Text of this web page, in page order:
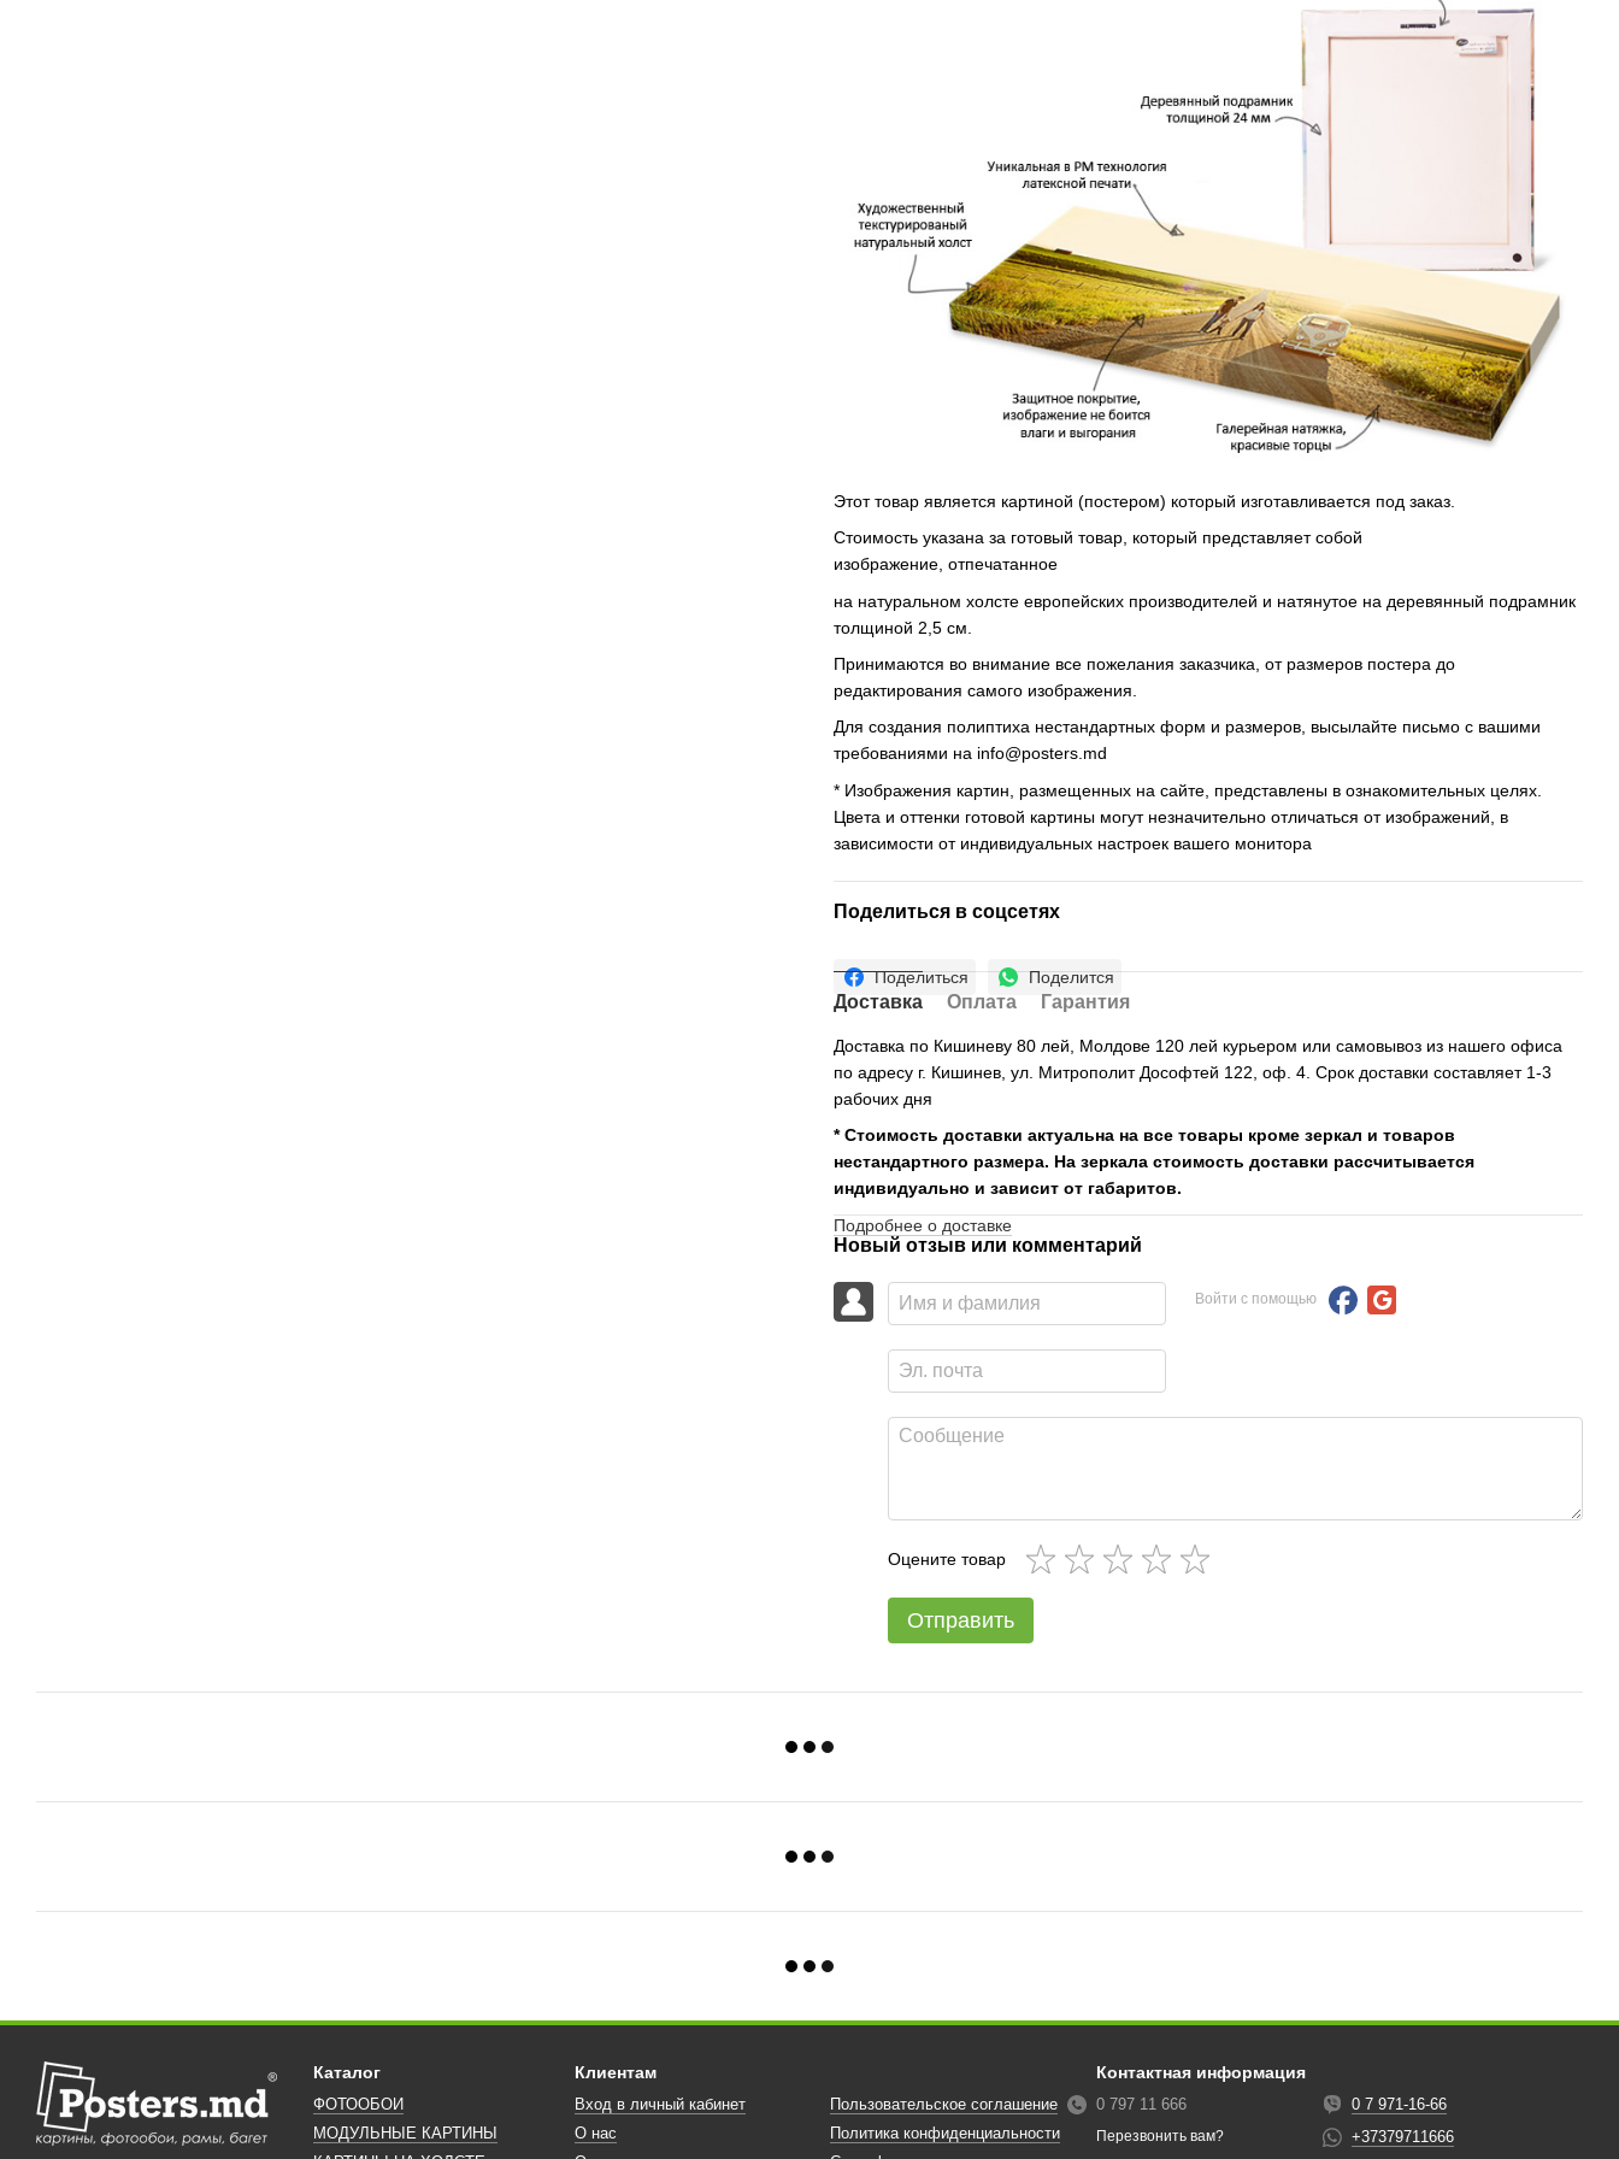
Этот товар является картиной (постером) который изготавливается под заказ.
Стоимость указана за готовый товар, который представляет собой
изображение, отпечатанное
на натуральном холсте европейских производителей и натянутое на деревянный подрамник
толщиной 2,5 см.
Принимаются во внимание все пожелания заказчика, от размеров постера до
редактирования самого изображения.
Для создания полиптиха нестандартных форм и размеров, высылайте письмо c вашими
требованиями на info@posters.md
* Изображения картин, размещенных на сайте, представлены в ознакомительных целях.
Цвета и оттенки готовой картины могут незначительно отличаться от изображений, в
зависимости от индивидуальных настроек вашего монитора
Поделиться в соцсетях
Поделиться Поделится
Доставка Оплата Гарантия
Доставка по Кишиневу 80 лей, Молдове 120 лей курьером или самовывоз из нашего офиса
по адресу г. Кишинев, ул. Митрополит Дософтей 122, оф. 4. Срок доставки составляет 1-3
рабочих дня
* Стоимость доставки актуальна на все товары кроме зеркал и товаров
нестандартного размера. На зеркала стоимость доставки рассчитывается
индивидуально и зависит от габаритов.
Подробнее о доставке
Новый отзыв или комментарий
Войти с помощью
Оцените товар
Отправить
Каталог
ФОТООБОИ
МОДУЛЬНЫЕ КАРТИНЫ
Клиентам
Вход в личный кабинет
О нас
Пользовательское соглашение
Политика конфиденциальности
Контактная информация
0 797 11 666
Перезвонить вам?
0 7 971-16-66
+37379711666